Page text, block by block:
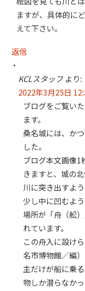
ますが、具体的に
えて下さい。
返信
KCLスタッフ より:
2022年3月25日
ブログをご覧い
ます。
桑名城には、か
した。
ブログ本文画像1
きますと、城の
川に突き出すよ
少し中に凹むよ
場所が「舟（舩
れています。
この舟入に設け
名市博物館／編
主だけが船に乗
物しか潜らなかっ